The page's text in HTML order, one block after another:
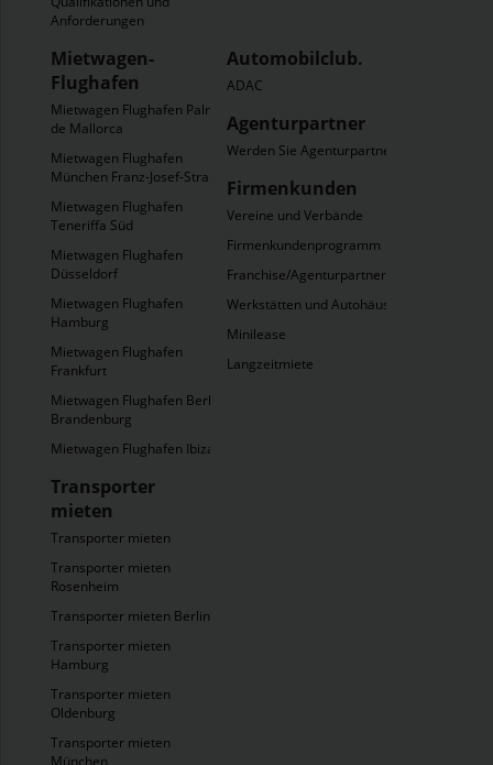
Anforderungen
Mietwagen-
Flughafen
Mietwagen Flughafen Palma
de Mallorca
Mietwagen Flughafen
München Franz-Josef-Strauß
Mietwagen Flughafen
Teneriffa Süd
Mietwagen Flughafen
Düsseldorf
Mietwagen Flughafen
Hamburg
Mietwagen Flughafen
Frankfurt
Mietwagen Flughafen Berlin
Brandenburg
Mietwagen Flughafen Ibiza
Transporter
mieten
Transporter mieten
Transporter mieten
Rosenheim
Transporter mieten Berlin
Transporter mieten
Hamburg
Transporter mieten
Oldenburg
Transporter mieten
München
Automobilclub.
ADAC
Agenturpartner
Werden Sie Agenturpartner
Firmenkunden
Vereine und Verbände
Firmenkundenprogramm
Franchise/Agenturpartner
Werkstätten und Autohäuser
Minilease
Langzeitmiete